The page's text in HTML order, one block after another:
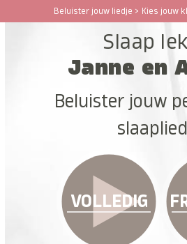
Beluister jouw liedje > Kies jouw
Open
Close
Slaap
Janne en
Beluister jouw
VOLLEDIG